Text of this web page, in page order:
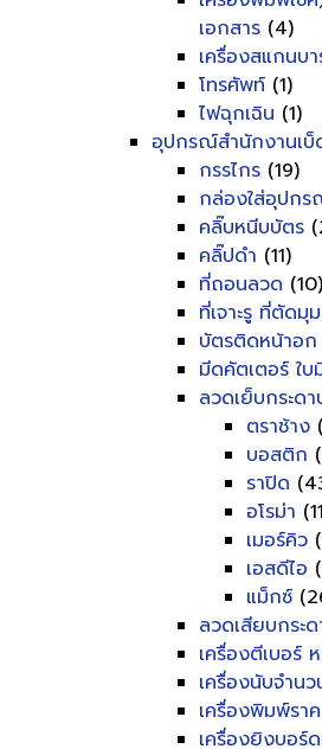
เอกสาร (4)
เครื่องสแกนบา
โทรศัพท์ (1)
ไฟฉุกเฉิน (1)
อุปกรณ์สำนักงานเบ็
กรรไกร (19)
กล่องใส่อุปกร
คลิ๊บหนีบบัตร
คลิ๊ปดำ (11)
ที่ถอนลวด (10)
ที่เจาะรู ที่ตัดมุ
บัตรติดหน้าอ
มีดคัตเตอร์ ใ
ลวดเย็บกระด
ตราช้าง
บอสติก
ราปิด
อโรม่า
เมอร์คิว
เอสดีไอ
แม็กซ์
ลวดเสียบกระ
เครื่องตีเบอร์
เครื่องนับจำนว
เครื่องพิมพ์รา
เครื่องยิงบอร์ด